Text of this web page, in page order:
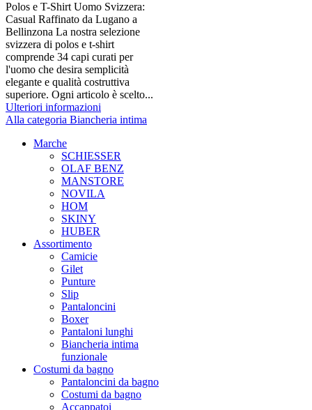
Polos e T-Shirt Uomo Svizzera:
Casual Raffinato da Lugano a
Bellinzona La nostra selezione
svizzera di polos e t-shirt
comprende 34 capi curati per
l'uomo che desira semplicità
elegante e qualità costruttiva
superiore. Ogni articolo è scelto...
Ulteriori informazioni
Alla categoria Biancheria intima
Marche
SCHIESSER
OLAF BENZ
MANSTORE
NOVILA
HOM
SKINY
HUBER
Assortimento
Camicie
Gilet
Punture
Slip
Pantaloncini
Boxer
Pantaloni lunghi
Biancheria intima
funzionale
Costumi da bagno
Pantaloncini da bagno
Costumi da bagno
Accappatoi